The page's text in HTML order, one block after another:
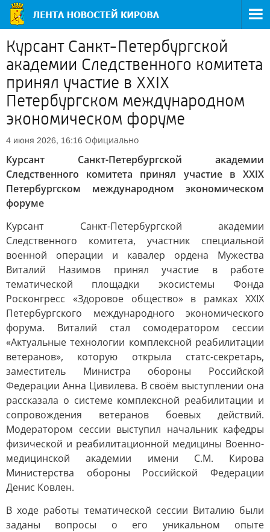
Курсант Санкт-Петербургской
академии Следственного комитета
принял участие в XXIX
Петербургском международном
экономическом форуме
4 июня 2026, 16:16 Официально
Курсант Санкт-Петербургской академии
Следственного комитета принял участие в XXIX
Петербургском международном экономическом
форуме
Курсант Санкт-Петербургской академии
Следственного комитета, участник специальной
военной операции и кавалер ордена Мужества
Виталий Назимов принял участие в работе
тематической площадки экосистемы Фонда
Росконгресс «Здоровое общество» в рамках XXIX
Петербургского международного экономического
форума. Виталий стал сомодератором сессии
«Актуальные технологии комплексной реабилитации
ветеранов», которую открыла статс-секретарь,
заместитель Министра обороны Российской
Федерации Анна Цивилева. В своём выступлении она
рассказала о системе комплексной реабилитации и
сопровождения ветеранов боевых действий.
Модератором сессии выступил начальник кафедры
физической и реабилитационной медицины Военно-
медицинской академии имени С.М. Кирова
Министерства обороны Российской Федерации
Денис Ковлен.
В ходе работы тематической сессии Виталию были
заданы вопросы о его уникальном опыте